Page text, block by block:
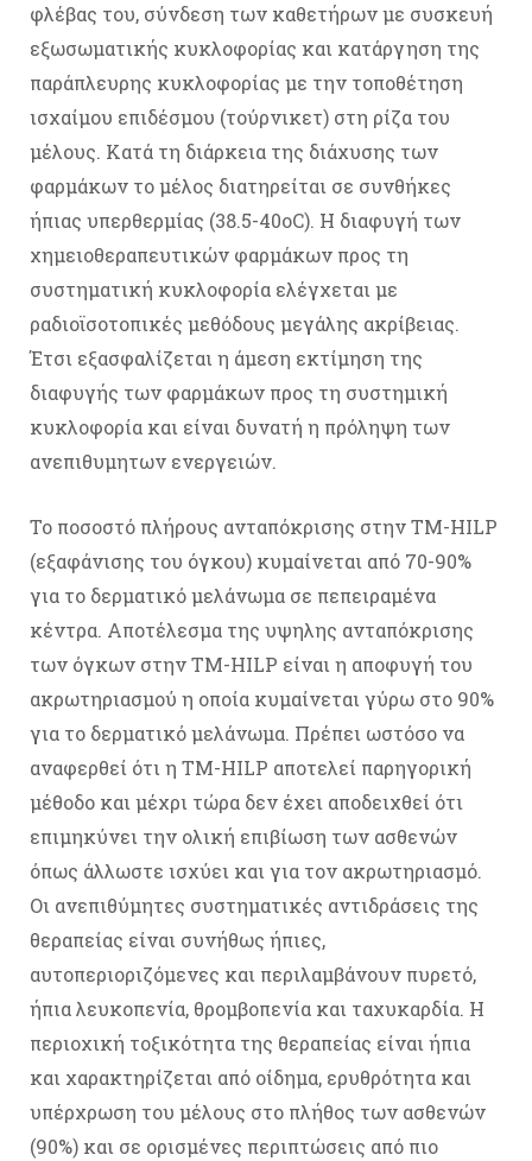
φλέβας του, σύνδεση των καθετήρων με συσκευή
εξωσωματικής κυκλοφορίας και κατάργηση της
παράπλευρης κυκλοφορίας με την τοποθέτηση
ισχαίμου επιδέσμου (τούρνικετ) στη ρίζα του
μέλους. Κατά τη διάρκεια της διάχυσης των
φαρμάκων το μέλος διατηρείται σε συνθήκες
ήπιας υπερθερμίας (38.5-40oC). H διαφυγή των
χημειοθεραπευτικών φαρμάκων προς τη
συστηματική κυκλοφορία ελέγχεται με
ραδιοϊσοτοπικές μεθόδους μεγάλης ακρίβειας.
Έτσι εξασφαλίζεται η άμεση εκτίμηση της
διαφυγής των φαρμάκων προς τη συστημική
κυκλοφορία και είναι δυνατή η πρόληψη των
ανεπιθυμητων ενεργειών.
Το ποσοστό πλήρους ανταπόκρισης στην ΤΜ-ΗΙLP
(εξαφάνισης του όγκου) κυμαίνεται από 70-90%
για το δερματικό μελάνωμα σε πεπειραμένα
κέντρα. Αποτέλεσμα της υψηλης ανταπόκρισης
των όγκων στην TM-HILP είναι η αποφυγή του
ακρωτηριασμού η οποία κυμαίνεται γύρω στο 90%
για το δερματικό μελάνωμα. Πρέπει ωστόσο να
αναφερθεί ότι η ΤΜ-ΗΙLP αποτελεί παρηγορική
μέθοδο και μέχρι τώρα δεν έχει αποδειχθεί ότι
επιμηκύνει την ολική επιβίωση των ασθενών
όπως άλλωστε ισχύει και για τον ακρωτηριασμό.
Οι ανεπιθύμητες συστηματικές αντιδράσεις της
θεραπείας είναι συνήθως ήπιες,
αυτοπεριοριζόμενες και περιλαμβάνουν πυρετό,
ήπια λευκοπενία, θρομβοπενία και ταχυκαρδία. Η
περιοχική τοξικότητα της θεραπείας είναι ήπια
και χαρακτηρίζεται από οίδημα, ερυθρότητα και
υπέρχρωση του μέλους στο πλήθος των ασθενών
(90%) και σε ορισμένες περιπτώσεις από πιο